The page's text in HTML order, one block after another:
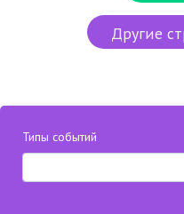
Другие
Типы событий